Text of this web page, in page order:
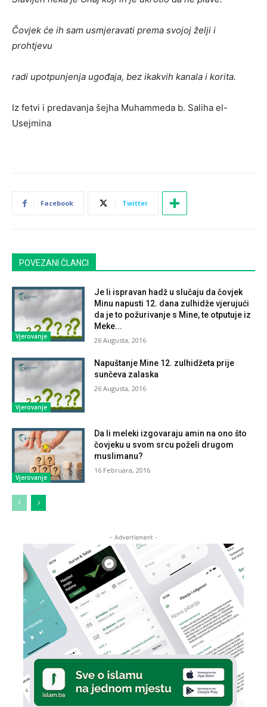
Čovjek će ih sam usmjeravati prema svojoj želji i
prohtjevu
radi upotpunjenja ugođaja, bez ikakvih kanala i korita.
Iz fetvi i predavanja šejha Muhammeda b. Saliha el-
Usejmina
Facebook Twitter
POVEZANI ČLANCI
Vjerovanje
Je li ispravan hadž u slučaju da čovjek
Minu napusti 12. dana zulhidže vjerujući
da je to požurivanje s Mine, te otputuje iz
Meke...
26 Augusta, 2016
Vjerovanje
Napuštanje Mine 12. zulhidžeta prije
sunčeva zalaska
26 Augusta, 2016
Vjerovanje
Da li meleki izgovaraju amin na ono što
čovjeku u svom srcu poželi drugom
muslimanu?
16 Februara, 2016
- Advertisment -